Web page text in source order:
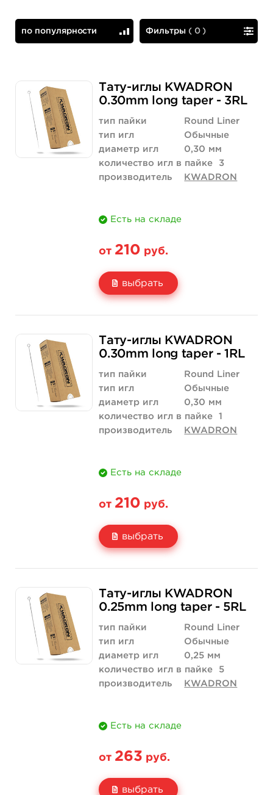
Фильтры (0 )
по популярности
Тату-иглы KWADRON
0.30mm long taper - 3RL
тип пайки
Round Liner
тип игл
Обычные
диаметр игл
0,30 мм
количество игл в пайке
3
производитель
KWADRON
Есть на складе
от 210 руб.
выбрать
Цена
Количество
210 руб.
купить
420 руб.
купить
Тату-иглы KWADRON
0.30mm long taper - 1RL
тип пайки
Round Liner
тип игл
Обычные
диаметр игл
0,30 мм
количество игл в пайке
1
производитель
KWADRON
Есть на складе
от 210 руб.
выбрать
Цена
Количество
210 руб.
купить
420 руб.
купить
Тату-иглы KWADRON
0.25mm long taper - 5RL
тип пайки
Round Liner
тип игл
Обычные
диаметр игл
0,25 мм
количество игл в пайке
5
производитель
KWADRON
Есть на складе
от 263 руб.
выбрать